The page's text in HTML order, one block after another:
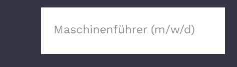
Maschinenführer (m/w/d)